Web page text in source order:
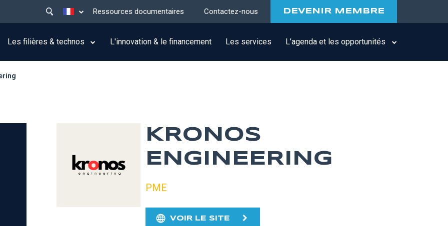
Lister les actions supplémentaires
menu
top
Ressources documentaires Contactez-nous DEVENIR MEMBRE
Les filières & technos L'innovation & le financement Les services L’agenda et les opportunités
KRONOS
ENGINEERING
PME
VOIR LE SITE